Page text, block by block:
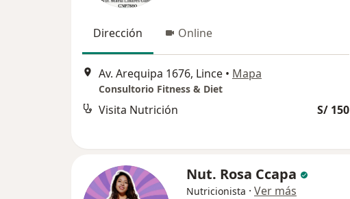
Dirección Online
Av. Arequipa 1676, Lince • Mapa
Consultorio Fitness & Diet
Visita Nutrición S/ 150
Nut. Rosa Ccapa
Nutricionista · Ver más